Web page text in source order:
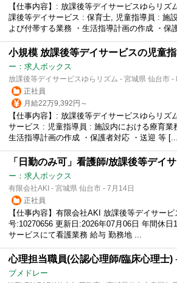
【仕事内容】: 放課後等デイサービスゆらリズ
課後等デイサービス : 保育士, 児童指導員 : 施
よび付帯する業務 ・生活指導計画の作成 ・保
小規模 放課後等デイサービスの児童
ー：求人ボックス
放課後等デイサービスゆらリズム - 宮城県 仙台市 -
正社員
月給22万9,392円～
【仕事内容】: 放課後等デイサービスゆらリズ
サービス : 児童指導員 : 施設内における療育業
生活指導計画の作成 ・保護者対応 ・送迎 等 [...
「日勤のみ可」看護師/放課後等デイ
ー：求人ボックス
有限会社AKI - 宮城県 仙台市 - 7月14日
正社員
【仕事内容】有限会社AKI 放課後等デイサー
号:10270656 更新日:2026年07月06日 年間休日
サービスにて看護業務 給与 勤務地 ...
心理担当職員(公認心理師/臨床心理士)
ブメドレー